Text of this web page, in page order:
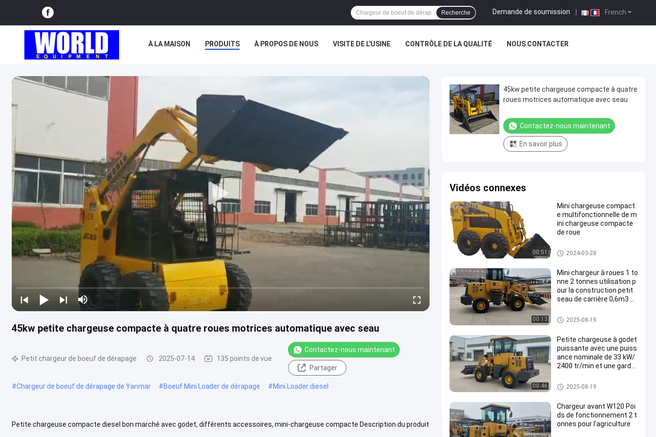
French
Demande de soumission
Recherche
À LA MAISON PRODUITS À PROPOS DE NOUS VISITE DE L'USINE CONTRÔLE DE LA QUALITÉ NOUS CONTACTER
45kw petite chargeuse compacte à quatre roues motrices automatique avec seau
Petit chargeur de boeuf de dérapage 2025-07-14 135 points de vue
Contactez-nous maintenant
Partager
#Chargeur de boeuf de dérapage de Yanmar #Boeuf Mini Loader de dérapage #Mini Loader diesel
Petite chargeuse compacte diesel bon marché avec godet, différents accessoires, mini-chargeuse compacte Description du produit
45kw petite chargeuse compacte à quatre
roues motrices automatique avec seau
Contactez-nous maintenant
En savoir plus
Vidéos connexes
00:51
Mini chargeuse compact
e multifonctionnelle de m
ini chargeuse compacte
de roue
Petit chargeur de boeuf de dér
apage
2024-03-28
00:13
Mini chargeur à roues 1 to
nne 2 tonnes utilisation p
our la construction petit
seau de carrière 0,6m3 0,
Front End Wheel Loader
2025-08-19
00:46
Petite chargeuse à godet
puissante avec une puiss
ance nominale de 33 kW/
2400 tr/min et une garde
m
Front End Wheel Loader
2025-08-19
Chargeur avant W120 Poi
ds de fonctionnement 2 t
onnes pour l'agriculture